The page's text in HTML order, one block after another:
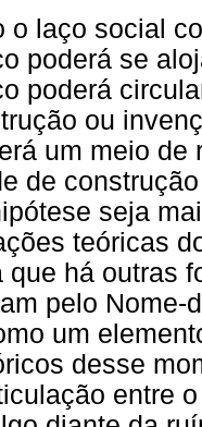
o laço social
poderá se
poderá
ou
um meio
de
seja
teóricas
que há outras
pelo Nome-
um
desse
entre